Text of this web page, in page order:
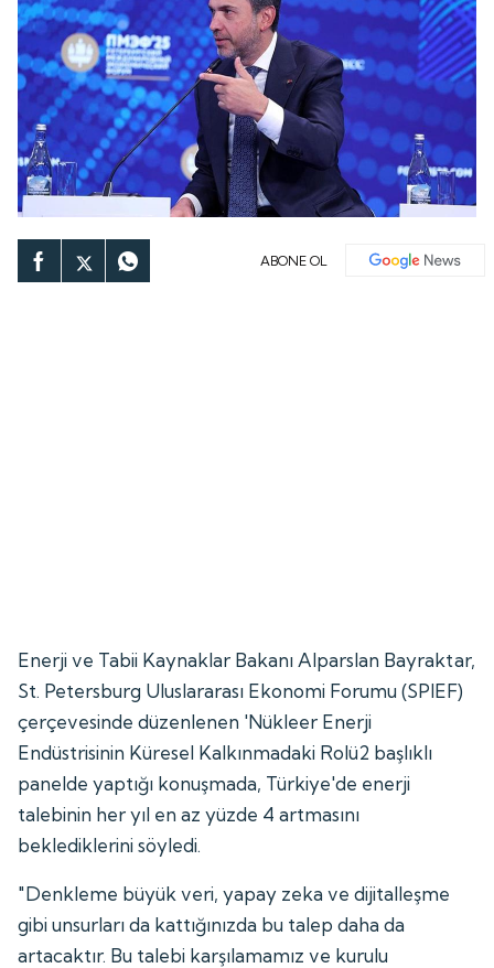
ABONE OL
Enerji ve Tabii Kaynaklar Bakanı Alparslan Bayraktar,
St. Petersburg Uluslararası Ekonomi Forumu (SPIEF)
çerçevesinde düzenlenen 'Nükleer Enerji
Endüstrisinin Küresel Kalkınmadaki Rolü2 başlıklı
panelde yaptığı konuşmada, Türkiye'de enerji
talebinin her yıl en az yüzde 4 artmasını
beklediklerini söyledi.
"Denkleme büyük veri, yapay zeka ve dijitalleşme
gibi unsurları da kattığınızda bu talep daha da
artacaktır. Bu talebi karşılamamız ve kurulu